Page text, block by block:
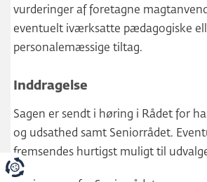
vurderinger af foretagne
eventuelt iværksatte pædagogiske
personalemæssige tiltag.
Inddragelse
Sagen er sendt i høring i Rådet for
og udsathed samt Seniorrådet.
fremsendes hurtigst muligt til